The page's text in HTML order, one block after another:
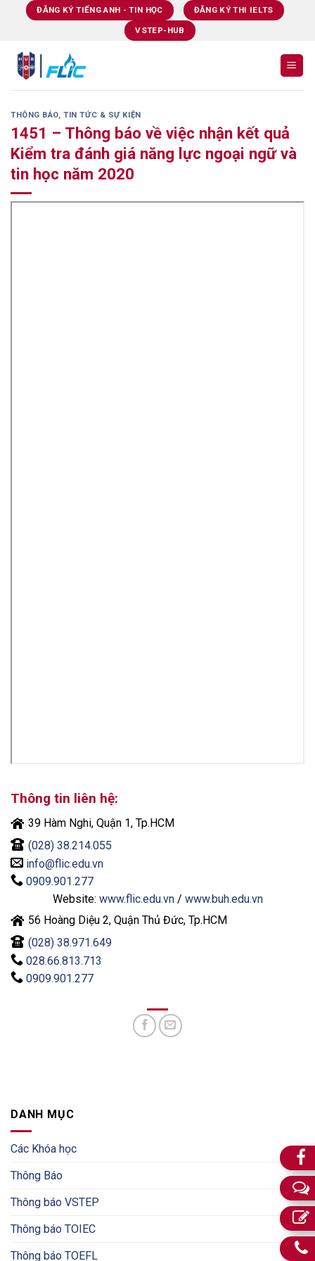
ĐĂNG KÝ TIẾNG ANH - TIN HỌC ĐĂNG KÝ THI IELTS
VSTEP-HUB
THÔNG BÁO,TIN TỨC & SỰ KIỆN
1451 – Thông báo về việc nhận kết quả
Kiểm tra đánh giá năng lực ngoại ngữ và
tin học năm 2020
Thông tin liên hệ:
39 Hàm Nghi, Quận 1, Tp.HCM
(028) 38.214.055
info@flic.edu.vn
0909.901.277
Website: www.flic.edu.vn/ www.buh.edu.vn
56 Hoàng Diệu 2, Quận Thủ Đức, Tp.HCM
(028) 38.971.649
028.66.813.713
0909.901.277
DANH MỤC
Các Khóa học
Thông Báo
Thông báo VSTEP
Thông báo TOIEC
Thông báo TOEFL